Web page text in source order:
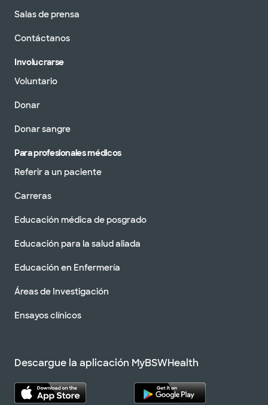
Salas de prensa
Contáctanos
Involucrarse
Voluntario
Donar
Donar sangre
Para profesionales médicos
Referir a un paciente
Carreras
Educación médica de posgrado
Educación para la salud aliada
Educación en Enfermería
Áreas de Investigación
Ensayos clínicos
Descargue la aplicación MyBSWHealth